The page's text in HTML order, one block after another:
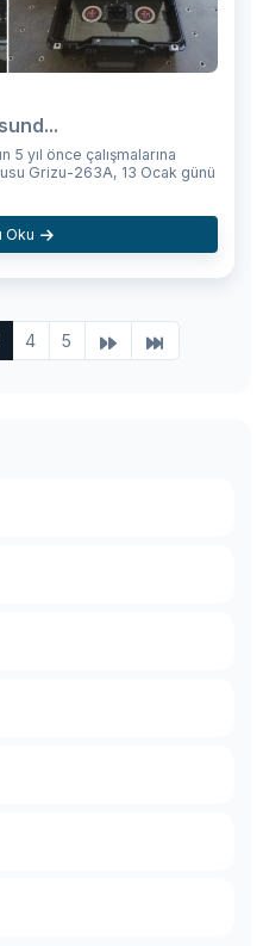
5 yıl önce çalışmalarına
Grizu-263A, 13 Ocak günü
Oku
4 5